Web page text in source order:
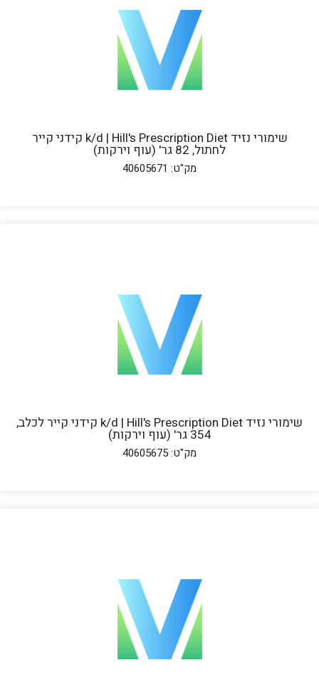
שימורי נזיד k/d | Hill's Prescription Diet קידני קייר
לחתול, 82 גר' (עוף וירקות)
מק"ט: 40605671
שימורי נזיד k/d | Hill's Prescription Diet קידני קייר לכלב,
354 גר' (עוף וירקות)
מק"ט: 40605675